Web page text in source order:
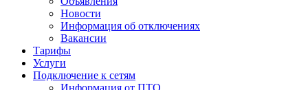
Новости
Информация об отключениях
Вакансии
Тарифы
Услуги
Подключение к сетям
Информация от ПТО